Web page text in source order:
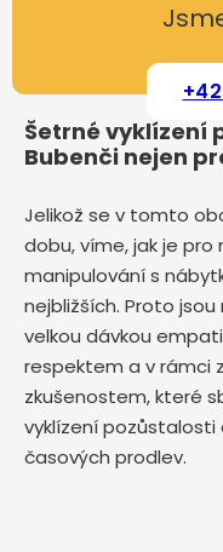
Šetrné vyklízení
Bubenči nejen
Jelikož se v tomto
dobu, víme, jak je
manipulování s
nejbližších. Proto
velkou dávkou
respektem a v rámci
zkušenostem, které
vyklízení pozůstalosti
časových prodlev.